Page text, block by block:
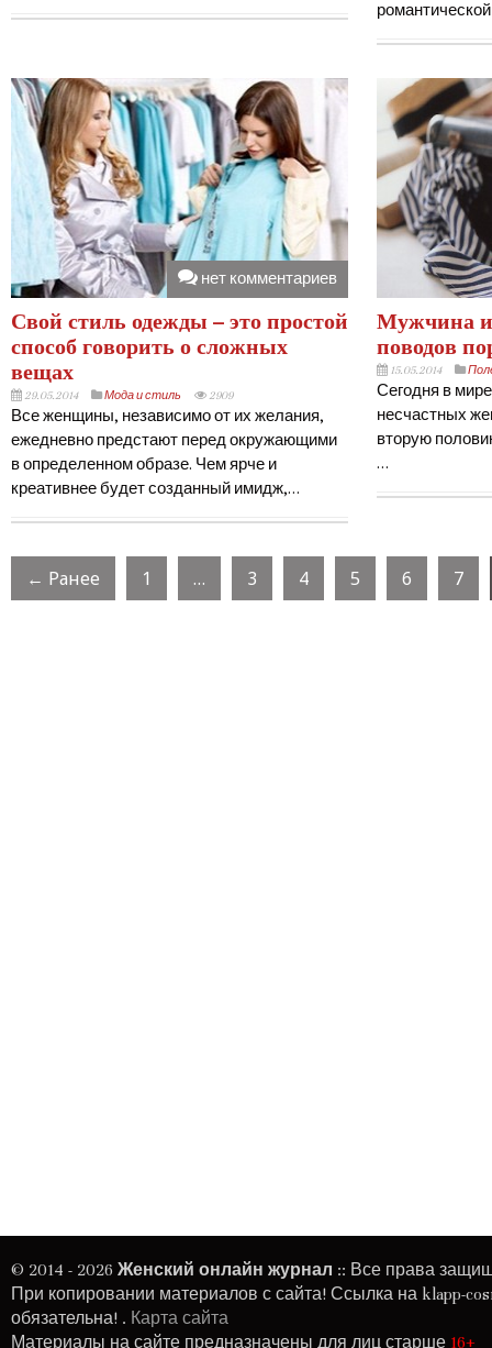
нет комментариев
Свой стиль одежды – это простой
способ говорить о сложных
вещах
29.05.2014 Мода и стиль 2909
Все женщины, независимо от их желания,
ежедневно предстают перед окружающими
в определенном образе. Чем ярче и
креативнее будет созданный имидж,…
Мужчина
поводов
15.05.2014
Сегодня в
несчастных
вторую
…
← Ранее 1 … 3 4 5 6 7
© 2014 - 2026 Женский онлайн журнал :: Все права
При копировании материалов с сайта! Ссылка на klapp-
обязательна! . Карта сайта
Материалы на сайте предназначены для лиц старше 16+